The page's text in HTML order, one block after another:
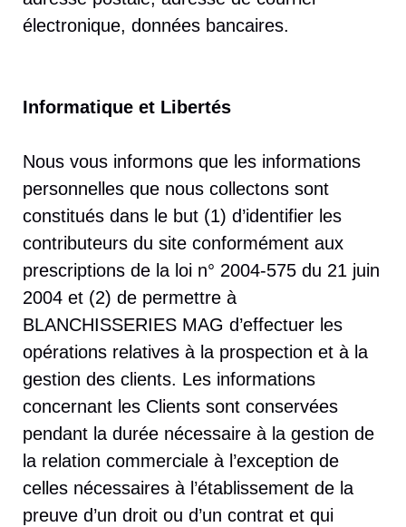
électronique, données bancaires.
Informatique et Libertés
Nous vous informons que les informations
personnelles que nous collectons sont
constitués dans le but (1) d’identifier les
contributeurs du site conformément aux
prescriptions de la loi n° 2004-575 du 21 juin
2004 et (2) de permettre à
BLANCHISSERIES MAG d’effectuer les
opérations relatives à la prospection et à la
gestion des clients. Les informations
concernant les Clients sont conservées
pendant la durée nécessaire à la gestion de
la relation commerciale à l’exception de
celles nécessaires à l’établissement de la
preuve d’un droit ou d’un contrat et qui